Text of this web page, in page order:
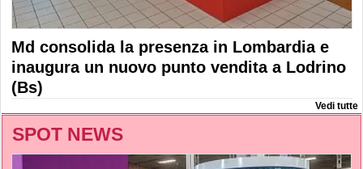
Md consolida la presenza in Lombardia e
inaugura un nuovo punto vendita a Lodrino
(Bs)
Vedi tutte
SPOT NEWS